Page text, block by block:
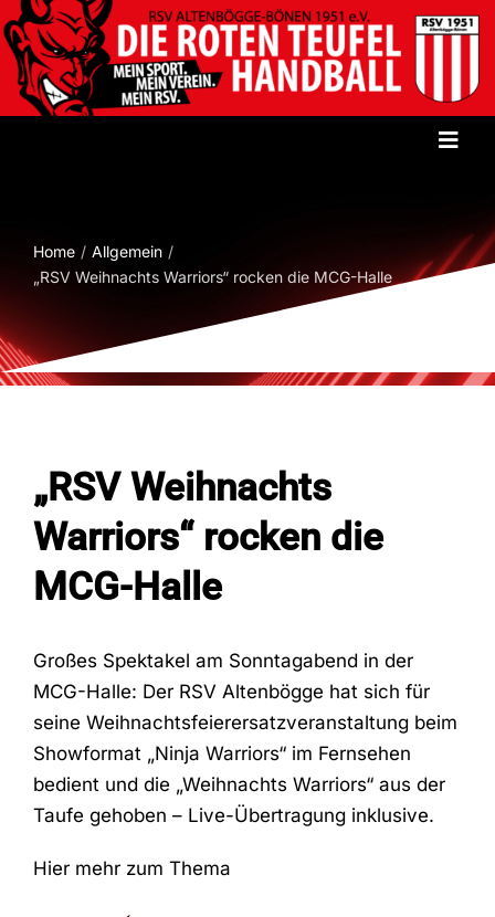
Zum
Inhalt
springen
Verein
Herren
Jugend
Fans
Kontakt
Home
Allgemein
„RSV Weihnachts Warriors“ rocken die MCG-Halle
„RSV Weihnachts
Warriors“ rocken die
MCG-Halle
Großes Spektakel am Sonntagabend in der
MCG-Halle: Der RSV Altenbögge hat sich für
seine Weihnachtsfeierersatzveranstaltung beim
Showformat „Ninja Warriors“ im Fernsehen
bedient und die „Weihnachts Warriors“ aus der
Taufe gehoben – Live-Übertragung inklusive.
Hier mehr zum Thema